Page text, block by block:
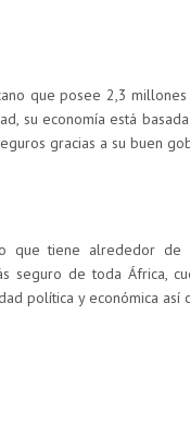
que posee 2,3
su economía está
gracias a su buen
que tiene alrededor de
seguro de toda África,
política y económica